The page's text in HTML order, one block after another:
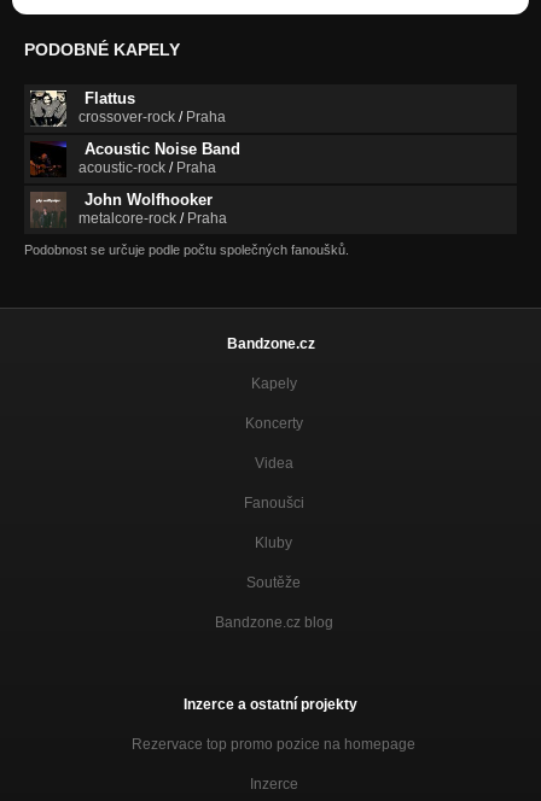
PODOBNÉ KAPELY
Flattus
crossover-rock / Praha
Acoustic Noise Band
acoustic-rock / Praha
John Wolfhooker
metalcore-rock / Praha
Podobnost se určuje podle počtu společných fanoušků.
Bandzone.cz
Kapely
Koncerty
Videa
Fanoušci
Kluby
Soutěže
Bandzone.cz blog
Inzerce a ostatní projekty
Rezervace top promo pozice na homepage
Inzerce